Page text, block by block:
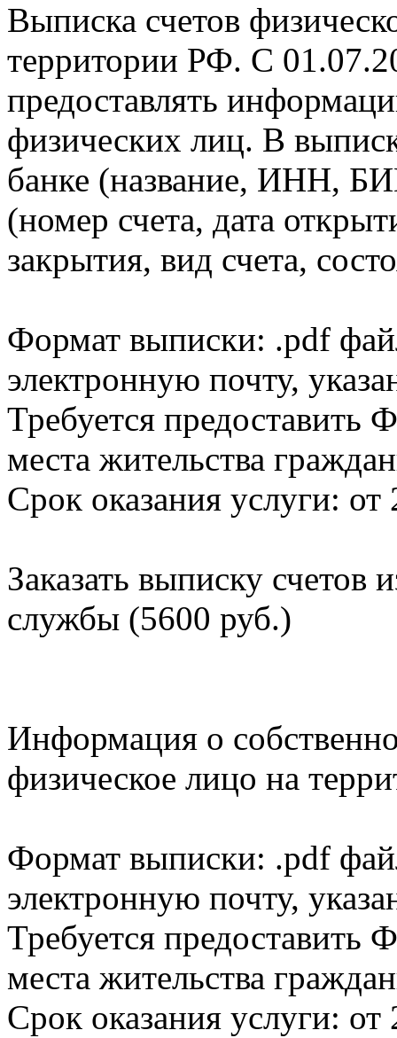
Выписка счетов
территории РФ. С
предоставлять
физических лиц. В
банке (название, ИНН,
(номер счета, дата
закрытия, вид счета,
Формат выписки: .pdf
электронную почту,
Требуется
места жительства
Срок оказания услуги: от
Заказать выписку счетов
службы (5600 руб.)
Информация о
физическое лицо на
Формат выписки: .pdf
электронную почту,
Требуется
места жительства
Срок оказания услуги: от